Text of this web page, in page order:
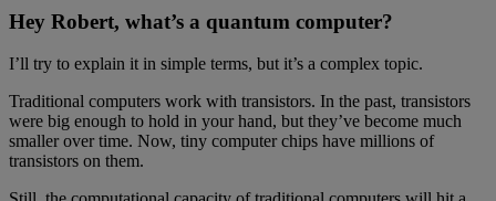
Hey Robert, what’s a quantum computer?
I’ll try to explain it in simple terms, but it’s a complex topic.
Traditional computers work with transistors. In the past, transistors
were big enough to hold in your hand, but they’ve become much
smaller over time. Now, tiny computer chips have millions of
transistors on them.